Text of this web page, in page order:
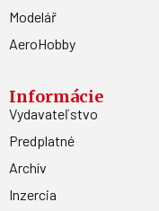
Modelář
AeroHobby
Informácie
Vydavateľstvo
Predplatné
Archív
Inzercia